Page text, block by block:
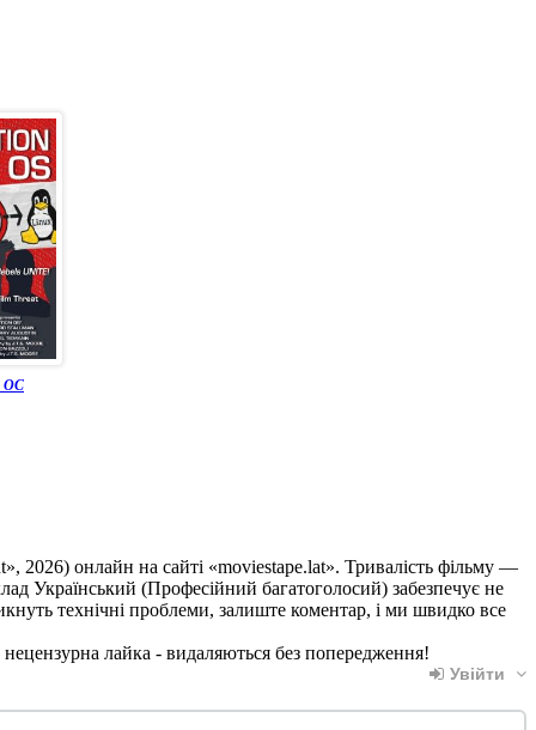
ОС
2026) онлайн на сайті «moviestape.lat». Тривалість фільму —
Український (Професійний багатоголосий) забезпечує не
технічні проблеми, залиште коментар, і ми швидко все
лайка - видаляються без попередження!